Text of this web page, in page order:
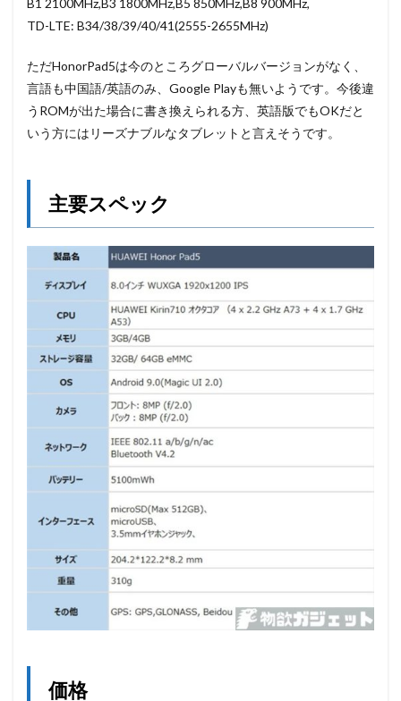
B1 2100MHz,B3 1800MHz,B5 850MHz,B8 900MHz,
TD-LTE: B34/38/39/40/41(2555-2655MHz)
ただHonorPad5は今のところグローバルバージョンがなく、
言語も中国語/英語のみ、Google Playも無いようです。今後違
うROMが出た場合に書き換えられる方、英語版でもOKだと
いう方にはリーズナブルなタブレットと言えそうです。
主要スペック
価格